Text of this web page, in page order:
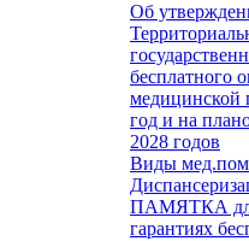
Об
бесплатного
медицинской
год и на
2028 годов
Виды
ПАМЯТКА
гарантиях